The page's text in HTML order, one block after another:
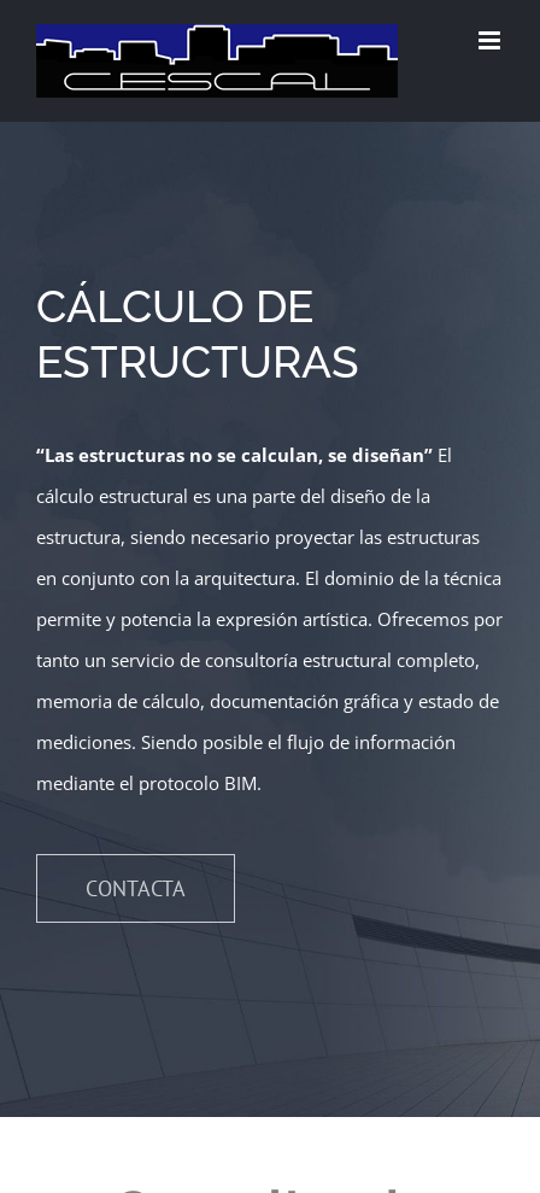
Saltar
contenido
CÁLCULO DE
ESTRUCTURAS
“Las estructuras no se calculan, se diseñan” El
cálculo estructural es una parte del diseño de la
estructura, siendo necesario proyectar las estructuras
en conjunto con la arquitectura. El dominio de la técnica
permite y potencia la expresión artística. Ofrecemos por
tanto un servicio de consultoría estructural completo,
memoria de cálculo, documentación gráfica y estado de
mediciones. Siendo posible el flujo de información
mediante el protocolo BIM.
CONTACTA